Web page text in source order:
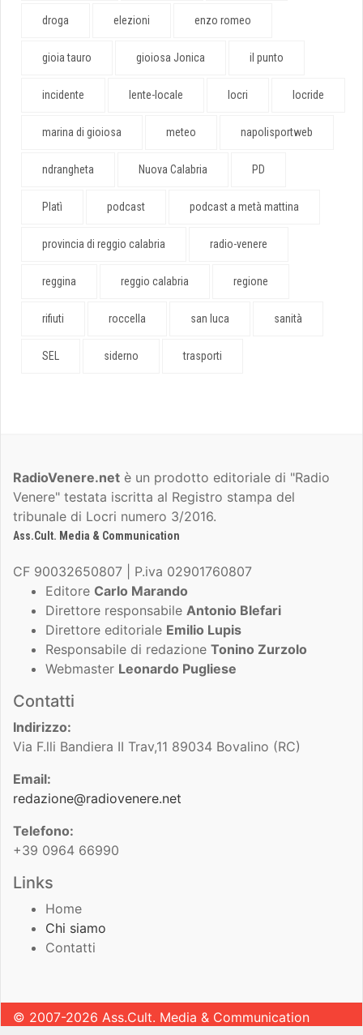
droga elezioni enzo romeo
gioia tauro gioiosa Jonica il punto
incidente lente-locale locri locride
marina di gioiosa meteo napolisportweb
ndrangheta Nuova Calabria PD
Platì podcast podcast a metà mattina
provincia di reggio calabria radio-venere
reggina reggio calabria regione
rifiuti roccella san luca sanità
SEL siderno trasporti
RadioVenere.net è un prodotto editoriale di "Radio
Venere" testata iscritta al Registro stampa del
tribunale di Locri numero 3/2016.
Ass.Cult. Media & Communication
CF 90032650807 | P.iva 02901760807
Editore Carlo Marando
Direttore responsabile Antonio Blefari
Direttore editoriale Emilio Lupis
Responsabile di redazione Tonino Zurzolo
Webmaster Leonardo Pugliese
Contatti
Indirizzo:
Via F.lli Bandiera II Trav,11 89034 Bovalino (RC)
Email:
redazione@radiovenere.net
Telefono:
+39 0964 66990
Links
Home
Chi siamo
Contatti
© 2007-2026 Ass.Cult. Media & Communication